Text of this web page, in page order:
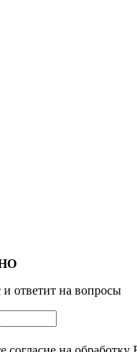
ответит на вопросы